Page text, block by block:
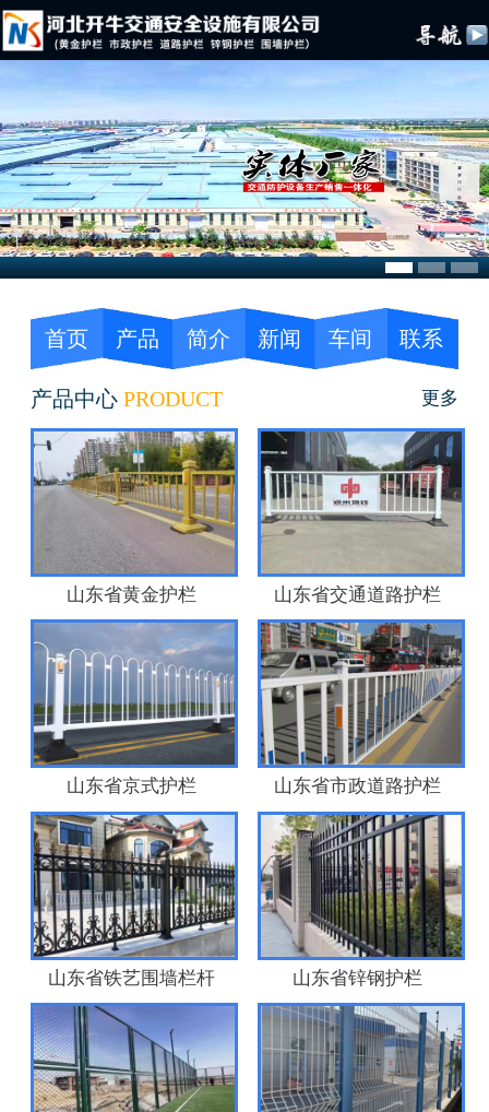
首页 产品 简介 新闻 车间 联系
产品中心 PRODUCT 更多
山东省黄金护栏 山东省交通道路护栏
山东省京式护栏 山东省市政道路护栏
山东省铁艺围墙栏杆 山东省锌钢护栏